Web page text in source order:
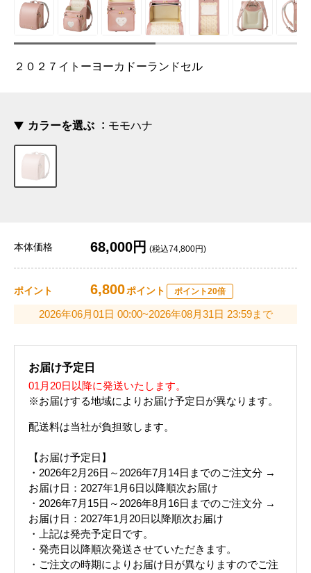
２０２７イトーヨーカドーランドセル
カラーを選ぶ モモハナ
本体価格 68,000円 (税込74,800円)
ポイント 6,800ポイント ポイント20倍
2026年06月01日 00:00~2026年08月31日 23:59まで
お届け予定日
01月20日以降に発送いたします。
※お届けする地域によりお届け予定日が異なります。
配送料は当社が負担致します。
【お届け予定日】
・2026年2月26日～2026年7月14日までのご注文分 →
お届け日：2027年1月6日以降順次お届け
・2026年7月15日～2026年8月16日までのご注文分 →
お届け日：2027年1月20日以降順次お届け
・上記は発売予定日です。
・発売日以降順次発送させていただきます。
・ご注文の時期によりお届け日が異なりますのでご注